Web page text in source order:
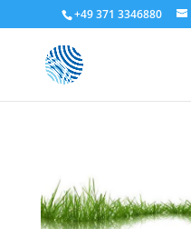
+49 371 3346880